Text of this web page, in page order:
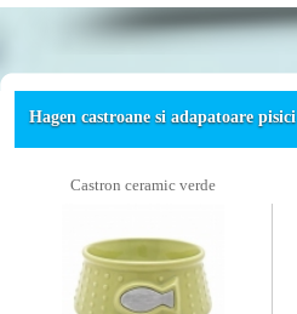
Hagen castroane si adapatoare pisici
Castron ceramic verde